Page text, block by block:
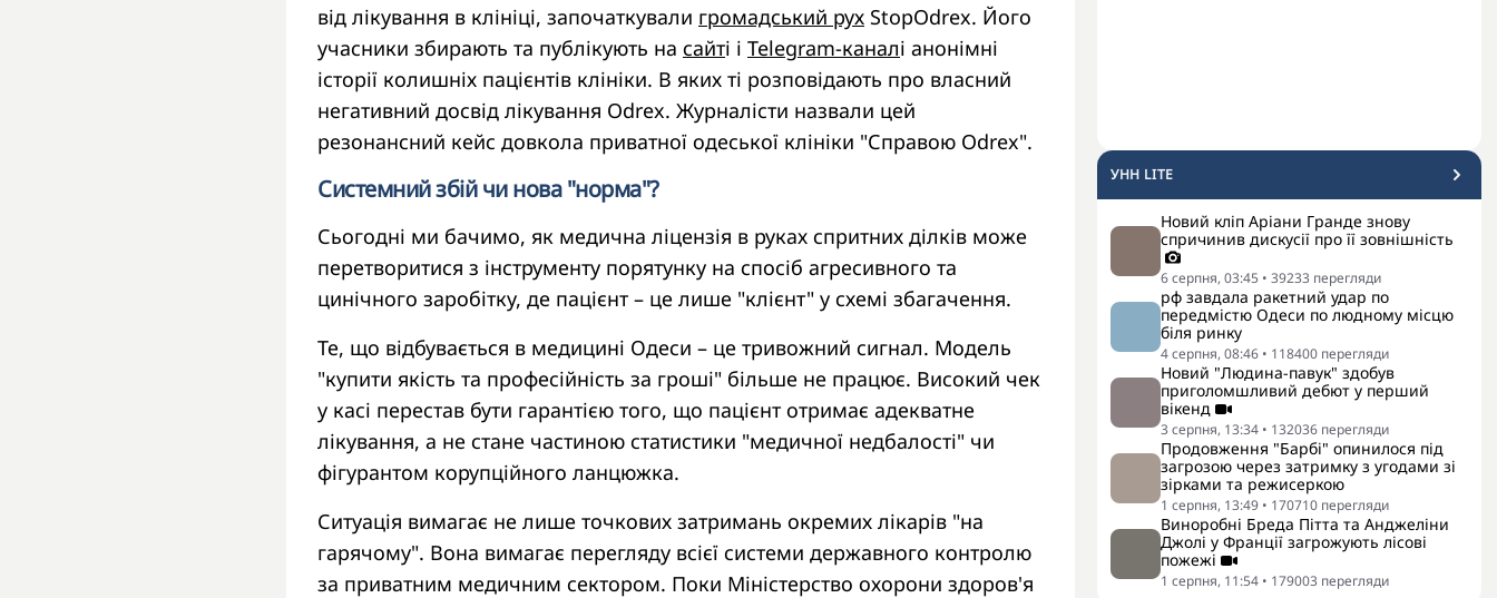
УНН LITE
Новий кліп Аріани Гранде знову
спричинив дискусії про її зовнішність
6 серпня, 03:45 • 39233 перегляди
рф завдала ракетний удар по
передмістю Одеси по людному місцю
біля ринку
4 серпня, 08:46 • 118400 перегляди
Новий "Людина-павук" здобув
приголомшливий дебют у перший
вікенд
3 серпня, 13:34 • 132036 перегляди
Продовження "Барбі" опинилося під
загрозою через затримку з угодами зі
зірками та режисеркою
1 серпня, 13:49 • 170710 перегляди
Виноробні Бреда Пітта та Анджеліни
Джолі у Франції загрожують лісові
пожежі
1 серпня, 11:54 • 179003 перегляди
від лікування в клініці, започаткували громадський рух StopOdrex. Його
учасники збирають та публікують на сайті і Telegram-каналі анонімні
історії колишніх пацієнтів клініки. В яких ті розповідають про власний
негативний досвід лікування Odrex. Журналісти назвали цей
резонансний кейс довкола приватної одеської клініки "Справою Odrex".
Системний збій чи нова "норма"?
Сьогодні ми бачимо, як медична ліцензія в руках спритних ділків може
перетворитися з інструменту порятунку на спосіб агресивного та
цинічного заробітку, де пацієнт – це лише "клієнт" у схемі збагачення.
Те, що відбувається в медицині Одеси – це тривожний сигнал. Модель
"купити якість та професійність за гроші" більше не працює. Високий чек
у касі перестав бути гарантією того, що пацієнт отримає адекватне
лікування, а не стане частиною статистики "медичної недбалості" чи
фігурантом корупційного ланцюжка.
Ситуація вимагає не лише точкових затримань окремих лікарів "на
гарячому". Вона вимагає перегляду всієї системи державного контролю
за приватним медичним сектором. Поки Міністерство охорони здоров'я